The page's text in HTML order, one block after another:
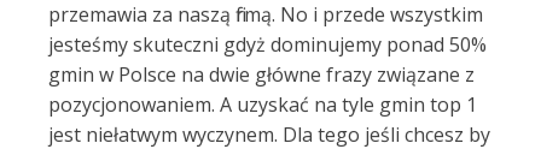
przemawia za naszą firmą. No i przede wszystkim
jesteśmy skuteczni gdyż dominujemy ponad 50%
gmin w Polsce na dwie główne frazy związane z
pozycjonowaniem. A uzyskać na tyle gmin top 1
jest niełatwym wyczynem. Dla tego jeśli chcesz by